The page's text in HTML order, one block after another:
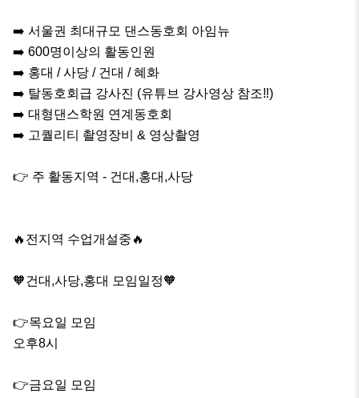
➡️ 서울권 최대규모 댄스동호회 아임뉴
➡️ 600명이상의 활동인원
➡️ 홍대 / 사당 / 건대 / 혜화
➡️ 탈동호회급 강사진 (유튜브 강사영상 참조‼️)
➡️ 대형댄스학원 연계동호회
➡️ 고퀄리티 촬영장비 & 영상촬영
👉 주 활동지역 - 건대,홍대,사당
🔥전지역 수업개설중🔥
🧡건대,사당,홍대 모임일정🧡
👉목요일 모임
오후8시
👉금요일 모임